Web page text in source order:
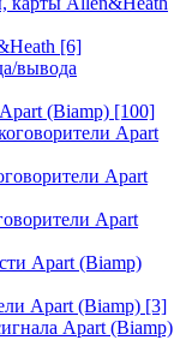
[6]
вывода
(Biamp) [100]
Apart
Apart
Apart
Apart (Biamp)
Apart (Biamp) [3]
Apart (Biamp)